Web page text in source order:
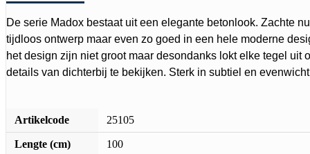
De serie Madox bestaat uit een elegante betonlook. Zachte
tijdloos ontwerp maar even zo goed in een hele moderne
het design zijn niet groot maar desondanks lokt elke tegel uit
details van dichterbij te bekijken. Sterk in subtiel en
Artikelcode 25105
Lengte (cm) 100